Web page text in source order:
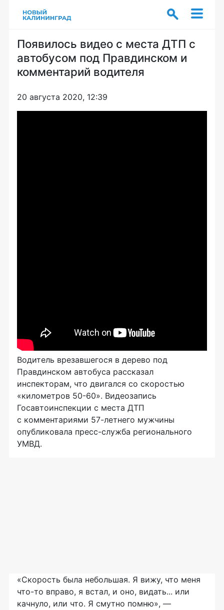
Появилось видео с места ДТП с
автобусом под Правдинском и
комментарий водителя
20 августа 2020, 12:39
Водитель врезавшегося в дерево под
Правдинском автобуса рассказал
инспекторам, что двигался со скоростью
«километров 50-60». Видеозапись
Госавтоинспекции с места ДТП
с комментариями 57-летнего мужчины
опубликовала пресс-служба регионального
УМВД.
«Скорость была небольшая. Я вижу, что меня
что-то вправо, я встал, и оно, видать... или
качнуло, или что. Я смутно помню», —